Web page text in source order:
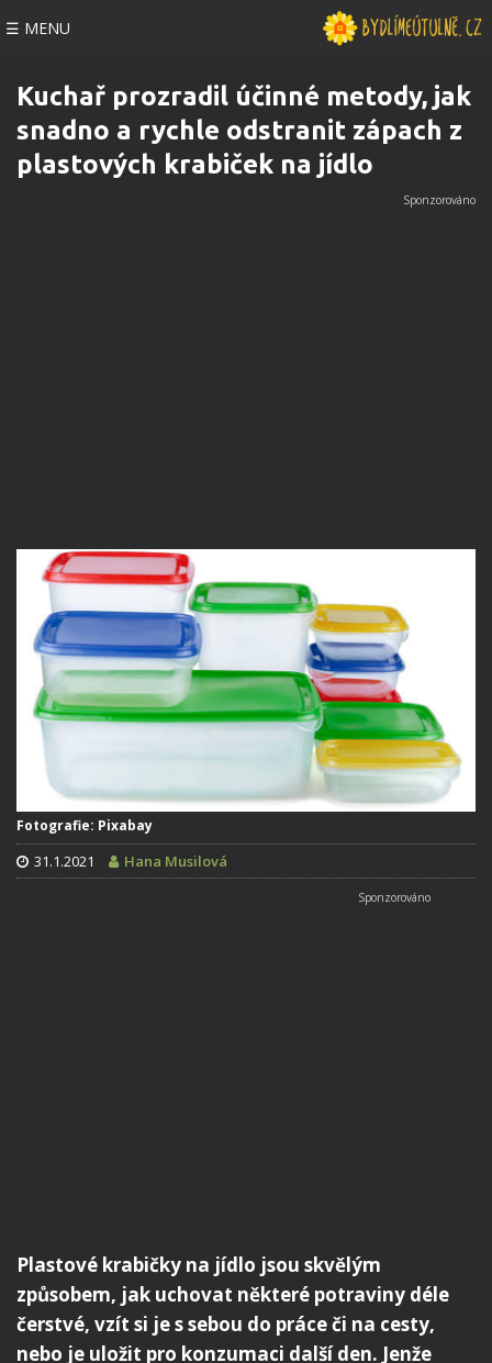
☰ MENU
Kuchař prozradil účinné metody, jak
snadno a rychle odstranit zápach z
plastových krabiček na jídlo
Fotografie: Pixabay
31.1.2021 Hana Musilová
Plastové krabičky na jídlo jsou skvělým
způsobem, jak uchovat některé potraviny déle
čerstvé, vzít si je s sebou do práce či na cesty,
nebo je uložit pro konzumaci další den. Jenže